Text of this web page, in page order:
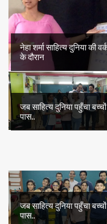
नेहा शर्मा साहित्य दुनिया की
के दौरान
जब साहित्य दुनिया पहुँचा
पास..
जब साहित्य दुनिया पहुँचा
पास..